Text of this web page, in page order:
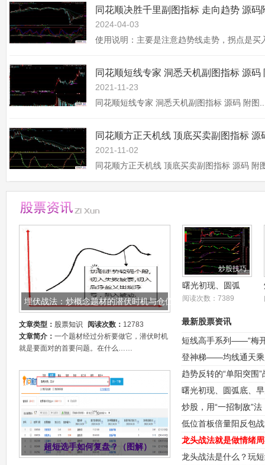
同花顺决胜千里副图指标 走向趋势 源码
2024-04-03
同花顺短线专家 洞悉天机副图指标 源码
2021-11-23
同花顺短线专家 洞悉天机副图指标 源码 附图
2021-11-02
同花顺方正天机线 顶底买卖副图指标 源码 附
埋伏战法：炒概念题材的潜伏时机与仓位管理（图解）
文章类型： 股票知识 阅读次数： 12783
文章简介： 一个题材经过分析要做它，潜伏时机
就是要面对的首要问题。在什么……
超短选手如何复盘？（图解）
炒股技巧
曙光初现、圆弧
底、早晨之星、头
级K线形态选股公
式
阅读次数：7389
最新股票资讯
短线高手系列——“梅
登神梯——均线通天乘
龙抬轿”战法
趋势反转的“单阳突围
空主升浪
曙光初现、圆弧底、
K线形态选股公式
炒股，用“一招制敌”
不需要频繁操作
低位首板倍量阳反包
龙头战法就是做情绪
（图解）
龙头战法是什么？玩